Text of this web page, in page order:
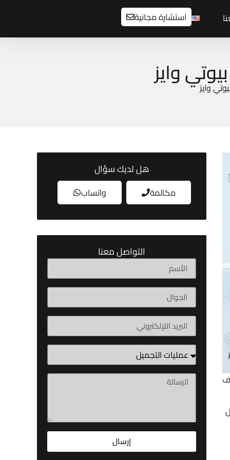
استشارة مجانية
هل لديك سؤال
مكالمة واتساب
التواصل معنا
إرسال